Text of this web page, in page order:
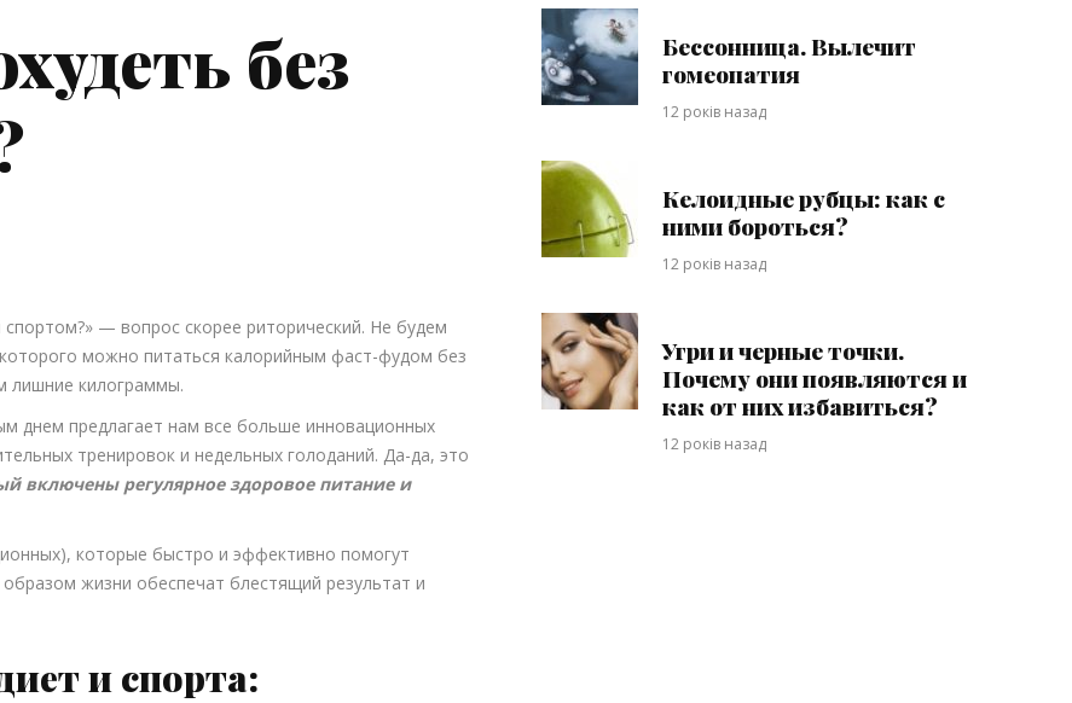
без
— вопрос скорее риторический. Не будем
можно питаться калорийным фаст-фудом без
лишние килограммы.
днем предлагает нам все больше инновационных
тренировок и недельных голоданий. Да-да, это
включены регулярное здоровое питание и
которые быстро и эффективно помогут
жизни обеспечат блестящий результат и
и спорта:
Бессонница. Вылечит
гомеопатия
12 років назад
Келоидные рубцы: как с
ними бороться?
12 років назад
Угри и черные точки.
Почему они появляются и
как от них избавиться?
12 років назад